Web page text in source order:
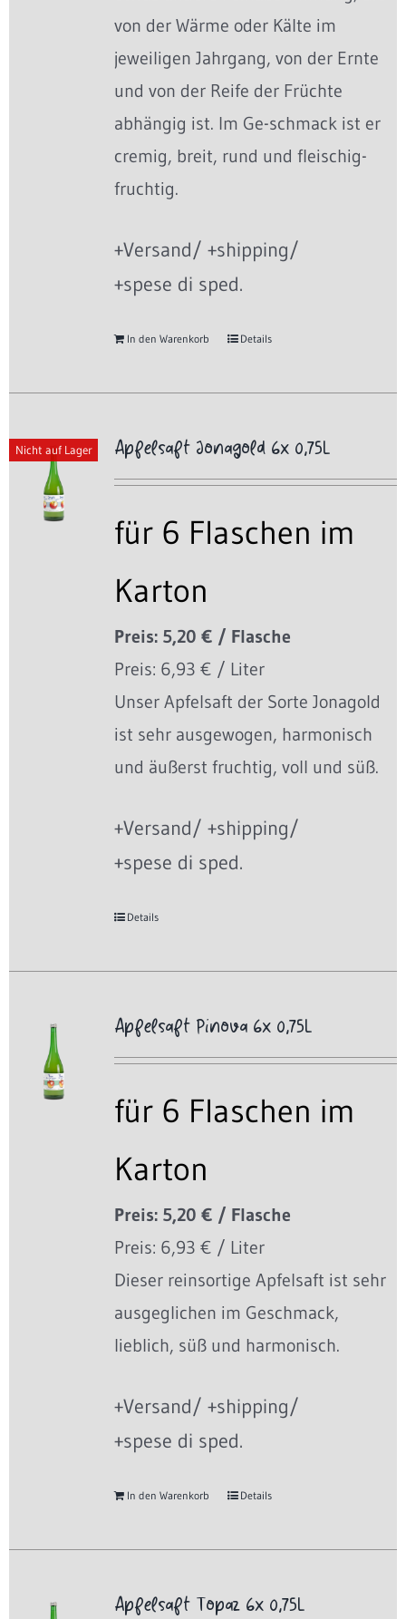
von der Wärme oder Kälte im
jeweiligen Jahrgang, von der Ernte
und von der Reife der Früchte
abhängig ist. Im Ge-schmack ist er
cremig, breit, rund und fleischig-
fruchtig.
+Versand/ +shipping/
+spese di sped.
In den Warenkorb Details
Nicht auf Lager Apfelsaft Jonagold 6x 0,75L
für 6 Flaschen im
Karton
Preis: 5,20 € / Flasche
Preis: 6,93 € / Liter
Unser Apfelsaft der Sorte Jonagold
ist sehr ausgewogen, harmonisch
und äußerst fruchtig, voll und süß.
+Versand/ +shipping/
+spese di sped.
Details
Apfelsaft Pinova 6x 0,75L
für 6 Flaschen im
Karton
Preis: 5,20 € / Flasche
Preis: 6,93 € / Liter
Dieser reinsortige Apfelsaft ist sehr
ausgeglichen im Geschmack,
lieblich, süß und harmonisch.
+Versand/ +shipping/
+spese di sped.
In den Warenkorb Details
Apfelsaft Topaz 6x 0,75L